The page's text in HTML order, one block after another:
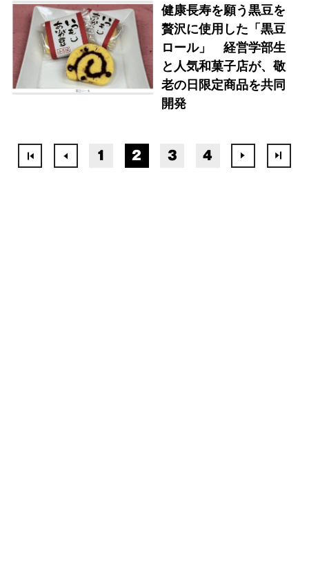
健康長寿を願う黒豆を
贅沢に使用した「黒豆
ロール」 経営学部生
と人気和菓子店が、敬
老の日限定商品を共同
開発
1 2 3 4